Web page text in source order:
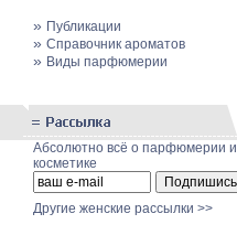
» Публикации
» Cправочник ароматов
» Виды парфюмерии
Абсолютно всё о парфюмерии и
косметике
Другие женские рассылки >>